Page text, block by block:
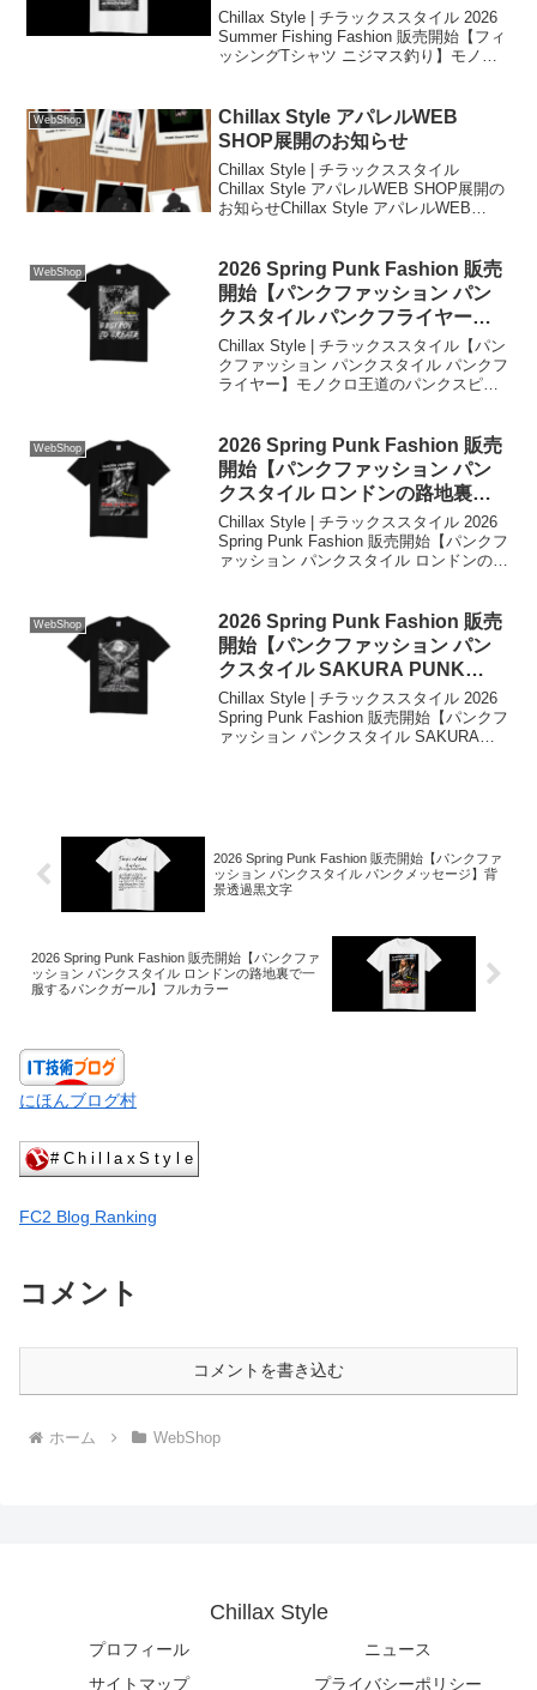
マス釣り】モノクロ
Chillax Style | チラックススタイル 2026
Summer Fishing Fashion 販売開始【フィ
ッシングTシャツ ニジマス釣り】モノク
RAINBOW TROUT ARE THE BEST OF
THE BEST!（鱒は神の創造物の中でも最
高のものだが、ニジマスはその中の最高
峰である！）」
WebShop
Chillax Style アパレルWEB
SHOP展開のお知らせ
Chillax Style | チラックススタイル
Chillax Style アパレルWEB SHOP展開の
お知らせChillax Style アパレルWEB
ェット、パンクプルオーバーパーカー、
パンクジップアップパーカーを展開予定
で、画像は現状のサンプルとなります。
「日常に、反逆のスパイス！」をテーマ
に、メッセージ性の高いグラフィックと
DIY精神を落とし込んだアイテム揃いで
す。
WebShop
2026 Spring Punk Fashion 販売
開始【パンクファッション パン
クスタイル パンクフライヤー】
モノクロ
Chillax Style | チラックススタイル【パン
クファッション パンクスタイル パンクフ
ライヤー】モノクロ王道のパンクスピリ
せた作品となります。
WebShop
2026 Spring Punk Fashion 販売
開始【パンクファッション パン
クスタイル ロンドンの路地裏で
一服するパンクガール】モノクロ
Chillax Style | チラックススタイル 2026
Spring Punk Fashion 販売開始【パンクフ
ァッション パンクスタイル ロンドンの路
る深く鋭い批判を融合させた作品となり
ます。
WebShop
2026 Spring Punk Fashion 販売
開始【パンクファッション パン
クスタイル SAKURA PUNK
FESTIVAL】モノクロ
Chillax Style | チラックススタイル 2026
Spring Punk Fashion 販売開始【パンクフ
ァッション パンクスタイル SAKURA
2026 Spring Punk Fashion 販売開始【パンクファ
ッション パンクスタイル パンクメッセージ】背
景透過黒文字
2026 Spring Punk Fashion 販売開始【パンクファ
ッション パンクスタイル ロンドンの路地裏で一
服するパンクガール】フルカラー
にほんブログ村
FC2 Blog Ranking
コメント
コメントを書き込む
ホーム WebShop
Chillax Style
プロフィール
ニュース
サイトマップ
プライバシーポリシー